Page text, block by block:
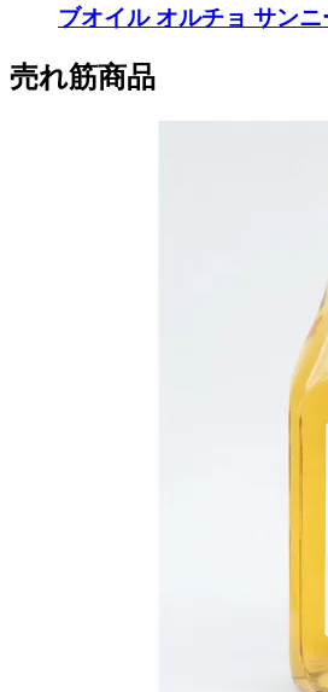
ブオイル オルチョ サン
売れ筋商品